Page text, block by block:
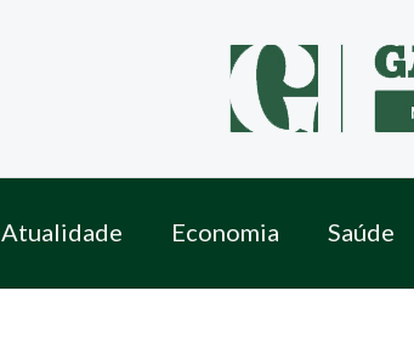
Atualidade Economia Saúde